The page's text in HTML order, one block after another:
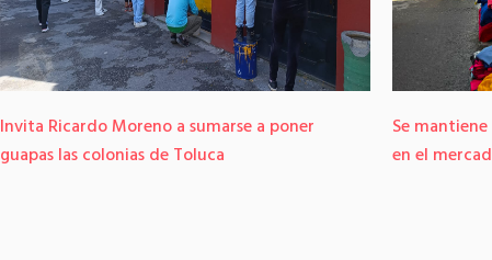
Invita Ricardo Moreno a sumarse a poner
guapas las colonias de Toluca
Se
en el